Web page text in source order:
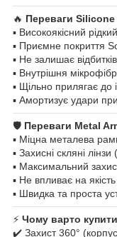
🔥 Переваги Silicone
▪️ Високоякісний
▪️ Приємне покриття
▪️ Не залишає
▪️ Внутрішня
▪️ Щільно прилягає до
▪️ Амортизує удари
🛡 Переваги Metal
▪️ Міцна металева
▪️ Захисні скляні
▪️ Максимальний
▪️ Не впливає на
▪️ Швидка та проста
⚡ Чому варто
✔️ Захист 360°